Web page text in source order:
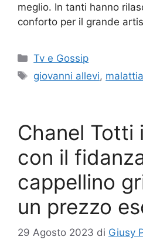
meglio. In tanti hanno
conforto per il grande
Categorie
Tv e Gossip
Tag
giovanni allevi, malattia
Chanel Totti
con il
cappellino
un prezzo
29 Agosto 2023 di Giusy